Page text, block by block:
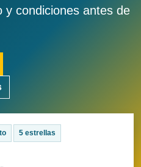
y condiciones antes de
5 estrellas